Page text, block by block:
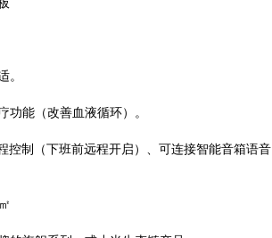
能（改善血液循环）。
控制（下班前远程开启）、可连接智能音箱语音